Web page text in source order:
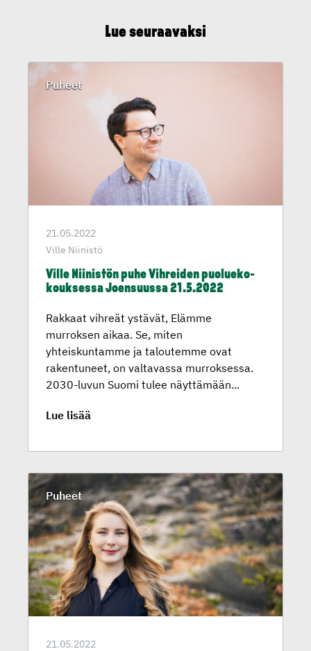
Lue seuraavaksi
21.05.2022
Ville Niinistö
Ville Niinistön puhe Vihreiden puolueko­
kouk­sessa Joensuussa 21.5.2022
Rakkaat vihreät ystävät, Elämme
murroksen aikaa. Se, miten
yhteiskuntamme ja taloutemme ovat
rakentuneet, on valtavassa murroksessa.
2030-luvun Suomi tulee näyttämään...
Lue lisää
Puheet
21.05.2022
Puheet